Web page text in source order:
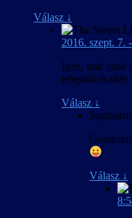
Válasz ↓
2016. szept. 7.
Igen, már csak
telepítőkészítés
Válasz ↓
Válasz ↓